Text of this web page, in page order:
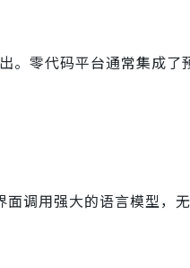
零代码平台通常集成了
调用强大的语言模型，无